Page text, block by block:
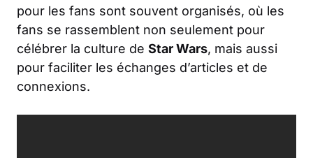
pour les fans sont souvent organisés, où les
fans se rassemblent non seulement pour
célébrer la culture de Star Wars, mais aussi
pour faciliter les échanges d’articles et de
connexions.